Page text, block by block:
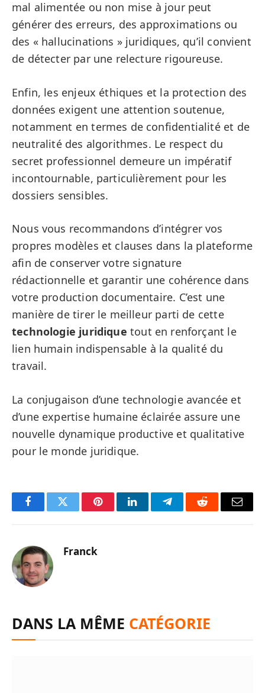
mal alimentée ou non mise à jour peut
générer des erreurs, des approximations ou
des « hallucinations » juridiques, qu’il convient
de détecter par une relecture rigoureuse.
Enfin, les enjeux éthiques et la protection des
données exigent une attention soutenue,
notamment en termes de confidentialité et de
neutralité des algorithmes. Le respect du
secret professionnel demeure un impératif
incontournable, particulièrement pour les
dossiers sensibles.
Nous vous recommandons d’intégrer vos
propres modèles et clauses dans la plateforme
afin de conserver votre signature
rédactionnelle et garantir une cohérence dans
votre production documentaire. C’est une
manière de tirer le meilleur parti de cette
technologie juridique tout en renforçant le
lien humain indispensable à la qualité du
travail.
La conjugaison d’une technologie avancée et
d’une expertise humaine éclairée assure une
nouvelle dynamique productive et qualitative
pour le monde juridique.
FacebookTwitter PinterestLinkedInTelegramReddit Email
Franck
DANS LA MÊME CATÉGORIE